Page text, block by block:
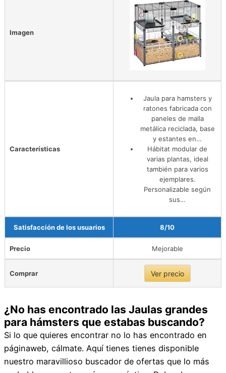
Imagen
Características
Jaula para hamsters y
ratones fabricada con
paneles de malla
metálica reciclada, base
y estantes en…
Hábitat modular de
varias plantas, ideal
también para varios
ejemplares.
Personalizable según
sus…
Satisfacción de los usuarios 8/10
Precio Mejorable
Comprar Ver precio
¿No has encontrado las Jaulas grandes
para hámsters que estabas buscando?
Si lo que quieres encontrar no lo has encontrado en
páginaweb, cálmate. Aquí tienes tienes disponible
nuestro maravillioso buscador de ofertas que lo más